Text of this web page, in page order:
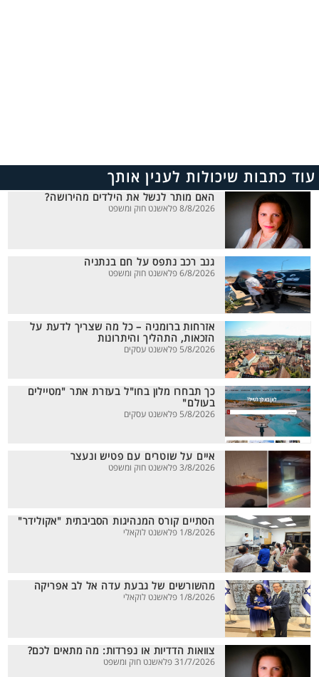
עוד כתבות שיכולות לענין אותך
האם מותר לנשל את הילדים מהירושה?
8/8/2026 פלאשנט חוק ומשפט
גנב רכב נתפס על חם בנתניה
6/8/2026 פלאשנט חוק ומשפט
אזרחות ברומניה – כל מה שצריך לדעת על
הזכאות, התהליך והיתרונות
5/8/2026 פלאשנט עסקים
כך תבחרו מלון בחו"ל בעזרת אתר "מטיילים
בעולם"
5/8/2026 פלאשנט עסקים
איים על שוטרים עם פטיש ונעצר
3/8/2026 פלאשנט חוק ומשפט
הסתיים קורס המנהיגות הסביבתית "אקולידר"
1/8/2026 פלאשנט לוקאלי
מהשורשים של גבעת עדה אל לב אפריקה
1/8/2026 פלאשנט לוקאלי
צוואות הדדיות או נפרדות: מה מתאים לכם?
31/7/2026 פלאשנט חוק ומשפט